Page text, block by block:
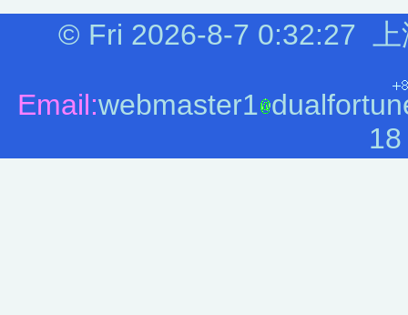
© Fri 2026-8-7 0:32:28
Email:webmaster1